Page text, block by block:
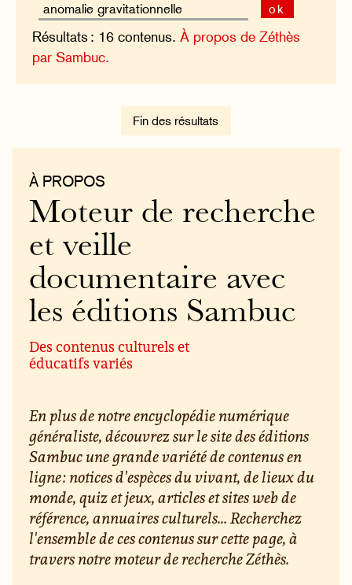
ok
Résultats : 16 contenus.À propos de Zéthès
par Sambuc.
Fin des résultats
À PROPOS
Moteur de recherche
et veille
documentaire avec
les éditions Sambuc
Des contenus culturels et
éducatifs variés
En plus de notre encyclopédie numérique
généraliste, découvrez sur le site des éditions
Sambuc une grande variété de contenus en
ligne : notices d'espèces du vivant, de lieux du
monde, quiz et jeux, articles et sites web de
référence, annuaires culturels... Recherchez
l'ensemble de ces contenus sur cette page, à
travers notre moteur de recherche Zéthès.